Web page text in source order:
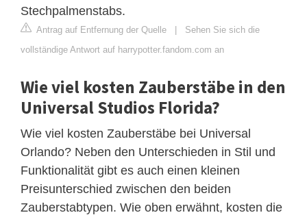
Stechpalmenstabs.
Antrag auf Entfernung der Quelle | Sehen Sie sich die
vollständige Antwort auf harrypotter.fandom.com an
Wie viel kosten Zauberstäbe in den
Universal Studios Florida?
Wie viel kosten Zauberstäbe bei Universal
Orlando? Neben den Unterschieden in Stil und
Funktionalität gibt es auch einen kleinen
Preisunterschied zwischen den beiden
Zauberstabtypen. Wie oben erwähnt, kosten die